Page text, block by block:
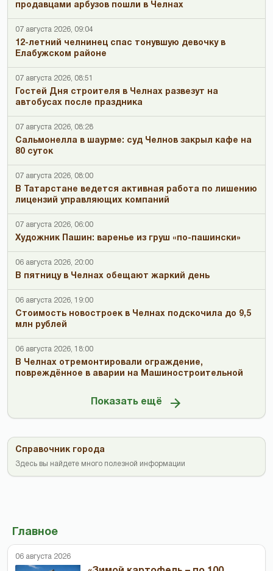
продавцами арбузов пошли в Челнах
07 августа 2026, 09:04
12-летний челнинец спас тонувшую девочку в
Елабужском районе
07 августа 2026, 08:51
Гостей Дня строителя в Челнах развезут на
автобусах после праздника
07 августа 2026, 08:28
Сальмонелла в шаурме: суд Челнов закрыл кафе на
80 суток
07 августа 2026, 08:00
В Татарстане ведется активная работа по лишению
лицензий управляющих компаний
07 августа 2026, 06:00
Художник Пашин: варенье из груш «по-пашински»
06 августа 2026, 20:00
В пятницу в Челнах обещают жаркий день
06 августа 2026, 19:00
Стоимость новостроек в Челнах подскочила до 9,5
млн рублей
06 августа 2026, 18:00
В Челнах отремонтировали ограждение,
повреждённое в аварии на Машиностроительной
Показать ещё
Справочник города
Здесь вы найдете много полезной информации
Главное
06 августа 2026